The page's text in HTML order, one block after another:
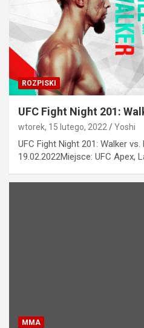
ROZPISKI
UFC Fight Night 201:
wtorek, 15 lutego, 2022 Yoshi
UFC Fight Night 201: Walker vs.
19.02.2022Miejsce: UFC Apex,
MMA